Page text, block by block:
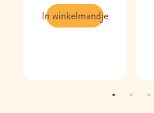
In winkelmandje